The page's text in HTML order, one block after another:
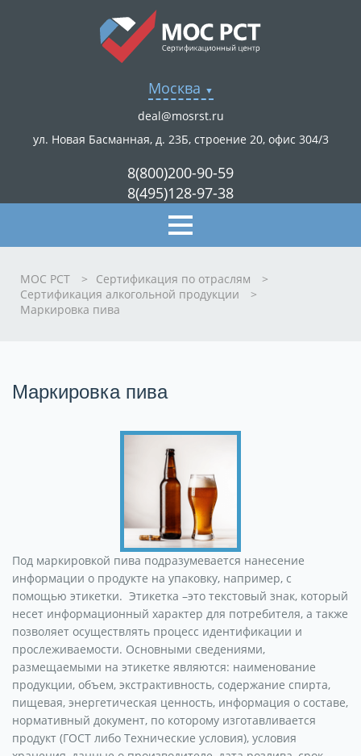
Москва
deal@mosrst.ru
ул. Новая Басманная, д. 23Б, строение 20, офис 304/3
8(800)200-90-59
8(495)128-97-38
МОС РСТ > Сертификация по отраслям
>
Сертификация алкогольной продукции
>
Маркировка пива
Маркировка пива
Под маркировкой пива подразумевается нанесение
информации о продукте на упаковку, например, с
помощью этикетки. Этикетка –это текстовый знак, который
несет информационный характер для потребителя, а также
позволяет осуществлять процесс идентификации и
прослеживаемости. Основными сведениями,
размещаемыми на этикетке являются: наименование
продукции, объем, экстрактивность, содержание спирта,
пищевая, энергетическая ценность, информация о составе,
нормативный документ, по которому изготавливается
продукт (ГОСТ либо Технические условия), условия